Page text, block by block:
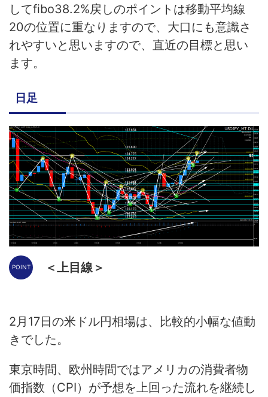
してfibo38.2%戻しのポイントは移動平均線
20の位置に重なりますので、大口にも意識さ
れやすいと思いますので、直近の目標と思い
ます。
日足
＜上目線＞
2月17日の米ドル円相場は、比較的小幅な値動
きでした。
東京時間、欧州時間ではアメリカの消費者物
価指数（CPI）が予想を上回った流れを継続し